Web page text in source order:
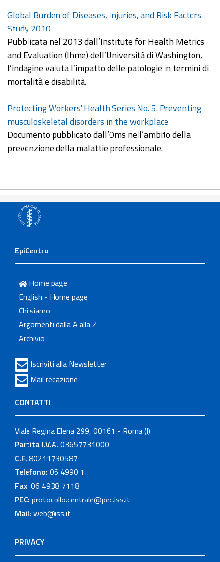
Global Burden of Diseases, Injuries, and Risk Factors
Study 2010
Pubblicata nel 2013 dall’Institute for Health Metrics
and Evaluation (Ihme) dell’Università di Washington,
l’indagine valuta l’impatto delle patologie in termini di
mortalità e disabilità.
Protecting Workers' Health Series No. 5. Preventing
musculoskeletal disorders in the workplace
Documento pubblicato dall’Oms nell’ambito della
prevenzione della malattie professionale.
EpiCentro
Home page
English - Home page
Chi siamo
Argomenti dalla A alla Z
Archivio
Iscriviti alla Newsletter
Mail redazione
CONTATTI
Viale Regina Elena 299, 00161 - Roma (I)
Partita I.V.A. 03657731000
C.F. 80211730587
Telefono: 06 4990 1
Fax: 06 4938 7118
PEC: protocollo.centrale@pec.iss.it
Mail: web@iss.it
PRIVACY